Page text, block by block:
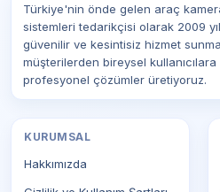
Türkiye'nin önde gelen araç
sistemleri tedarikçisi olarak 2009
güvenilir ve kesintisiz hizmet
müşterilerden bireysel
profesyonel çözümler üretiyoruz.
KURUMSAL
Hakkımızda